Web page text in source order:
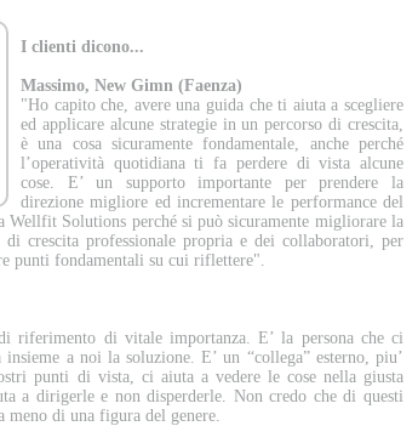
I clienti dicono...
Massimo, New Gimn (Faenza)
"Ho capito che, avere una guida che ti aiuta a scegliere
ed applicare alcune strategie in un percorso di crescita,
è una cosa sicuramente fondamentale, anche perché
l’operatività quotidiana ti fa perdere di vista alcune
cose. E’ un supporto importante per prendere la
direzione migliore ed incrementare le performance del
Solutions perché si può sicuramente migliorare la
crescita professionale propria e dei collaboratori, per
punti fondamentali su cui riflettere".
di vitale importanza. E’ la persona che ci
a noi la soluzione. E’ un “collega” esterno, piu’
punti di vista, ci aiuta a vedere le cose nella giusta
a dirigerle e non disperderle. Non credo che di questi
meno di una figura del genere.